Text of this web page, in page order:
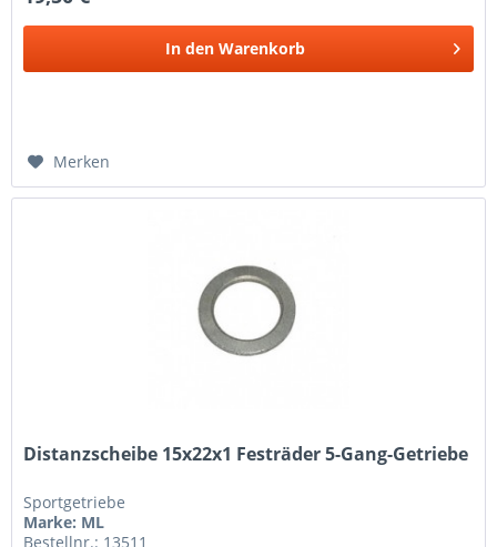
In den Warenkorb
Merken
Distanzscheibe 15x22x1 Festräder 5-Gang-Getriebe
Sportgetriebe
Marke: ML
Bestellnr.: 13511